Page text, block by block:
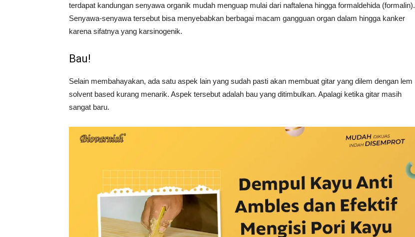
terdapat kandungan senyawa organik mudah menguap mulai dari naftalena hingga formaldehida (formalin).
Senyawa-senyawa tersebut bisa menyebabkan berbagai macam gangguan organ dalam hingga kanker
karena sifatnya yang karsinogenik.
Bau!
Selain membahayakan, ada satu aspek lain yang sudah pasti akan membuat gitar yang dilem dengan lem
solvent based kurang menarik. Aspek tersebut adalah bau yang ditimbulkan. Apalagi ketika gitar masih
sangat baru.